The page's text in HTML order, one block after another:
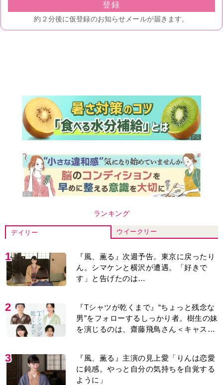
ランキング
デイリー ウイークリー
1
『風、薫る』次週予告。東京に戻ったり
ん。シマケンと横沢が遭遇。「好きで
す」と告げたのは…
2
『Tシャツが乾くまで』“ちょっと残念な
男”をフォローするしっかり者。樹生の妹
を演じるのは、齋藤飛鳥さん＜キャスト
3
『風、薫る』主演の見上愛「りんは恋愛
に鈍感。やっと自分の気持ちを自覚する
ように」